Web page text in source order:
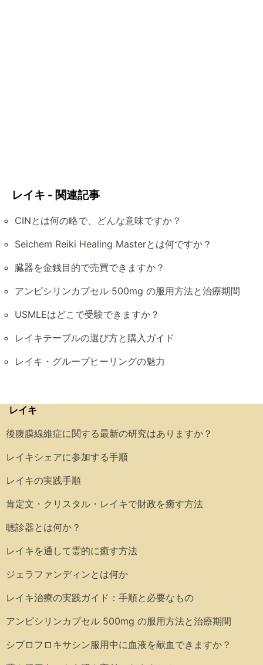
レイキ - 関連記事
CINとは何の略で、どんな意味ですか？
Seichem Reiki Healing Masterとは何ですか？
臓器を金銭目的で売買できますか？
アンピシリンカプセル 500mg の服用方法と治療期間
USMLEはどこで受験できますか？
レイキテーブルの選び方と購入ガイド
レイキ・グループヒーリングの魅力
レイキ
後腹膜線維症に関する最新の研究はありますか？
レイキシェアに参加する手順
レイキの実践手順
肯定文・クリスタル・レイキで財政を癒す方法
聴診器とは何か？
レイキを通して霊的に癒す方法
ジェラファンディンとは何か
レイキ治療の実践ガイド：手順と必要なもの
アンピシリンカプセル 500mg の服用方法と治療期間
シプロフロキサシン服用中に血液を献血できますか？